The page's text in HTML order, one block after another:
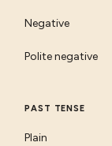
Negative
Polite negative
PAST TENSE
Plain